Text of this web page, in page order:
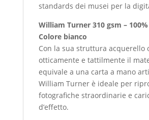
standards dei musei per la
William Turner 310 gsm –
Colore bianco
Con la sua struttura acquerello
otticamente e tattilmente il
equivale a una carta a mano
William Turner è ideale per
fotografiche straordinarie e
d’effetto.